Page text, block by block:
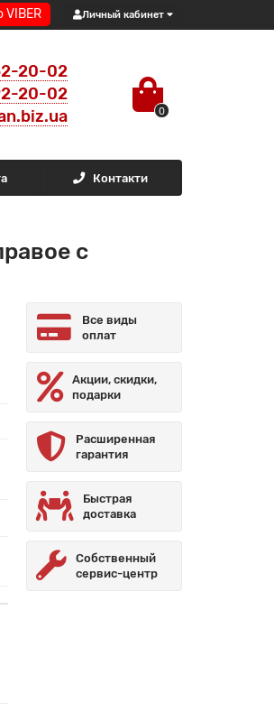
VIBER Личный кабинет
20-02
20-02
0
Контакти
с
Все виды
оплат
Акции, скидки,
подарки
Расширенная
гарантия
Быстрая
доставка
Собственный
сервис-центр